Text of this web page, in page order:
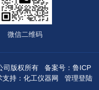
微信二维码
司版权所有 备案号：鲁ICP
持： 化工仪器网 管理登陆